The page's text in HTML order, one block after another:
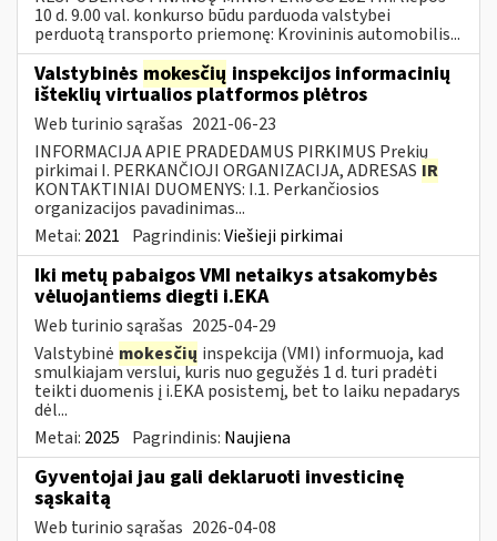
10 d. 9.00 val. konkurso būdu parduoda valstybei
perduotą transporto priemonę: Krovininis automobilis...
Valstybinės mokesčių inspekcijos informacinių
išteklių virtualios platformos plėtros
Web turinio sąrašas 2021-06-23
INFORMACIJA APIE PRADEDAMUS PIRKIMUS Prekių
pirkimai I. PERKANČIOJI ORGANIZACIJA, ADRESAS IR
KONTAKTINIAI DUOMENYS: I.1. Perkančiosios
organizacijos pavadinimas...
Metai: 2021 Pagrindinis:Viešieji pirkimai
Iki metų pabaigos VMI netaikys atsakomybės
vėluojantiems diegti i.EKA
Web turinio sąrašas 2025-04-29
Valstybinė mokesčių inspekcija (VMI) informuoja, kad
smulkiajam verslui, kuris nuo gegužės 1 d. turi pradėti
teikti duomenis į i.EKA posistemį, bet to laiku nepadarys
dėl...
Metai: 2025 Pagrindinis: Naujiena
Gyventojai jau gali deklaruoti investicinę
sąskaitą
Web turinio sąrašas 2026-04-08